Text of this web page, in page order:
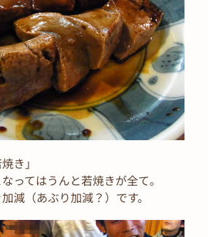
き」
ってはうんと若焼きが全て。
減（あぶり加減？）です。